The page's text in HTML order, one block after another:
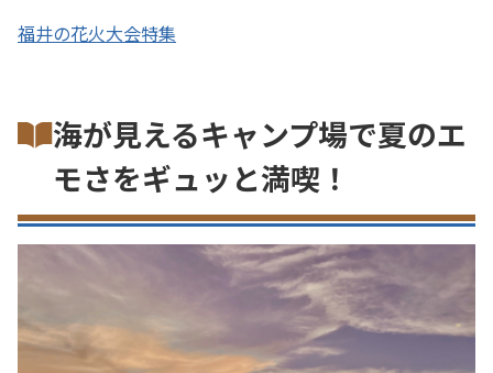
福井の花火大会特集
海が見えるキャンプ場で夏のエ
モさをギュッと満喫！